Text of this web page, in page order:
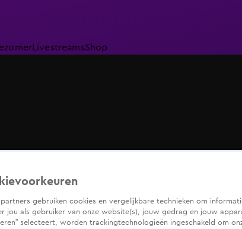
LivestreamsShop
partners gebruiken cookies en vergelijkbare technieken om
jou als gebruiker van onze website(s), jouw gedrag en jouw
selecteert, worden trackingtechnologieën ingeschakeld om